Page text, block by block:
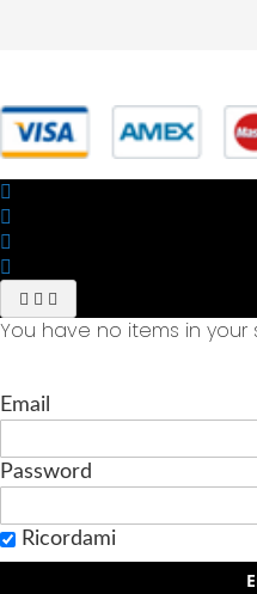
You have no items in
Email
Password
Ricordami